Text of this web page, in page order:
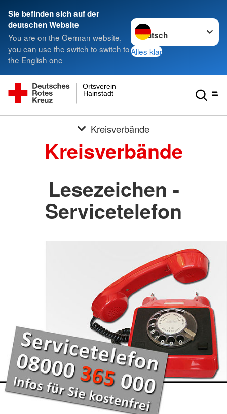
Sie befinden sich auf der
deutschen Website
You are on the German website,
you can use the switch to switch to
the English one
Sprache wechseln zu
Alles klar
Hainstadt
Ortsverein
Kreisverbände
Kreisverbände
Lesezeichen -
Servicetelefon